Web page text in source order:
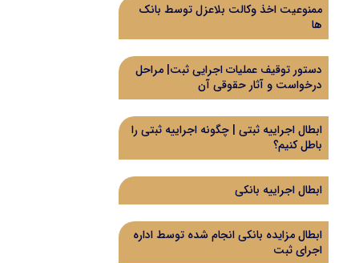
ممنوعیت اخذ وکالت بلاعزل توسط بانک
ها
دستور توقیف عملیات اجرایی ثبت| مراحل
درخواست و آثار حقوقی آن
ابطال اجراییه ثبتی | چگونه اجراییه ثبتی را
باطل کنیم؟
ابطال اجراییه بانکی
ابطال مزایده بانکی انجام شده توسط اداره
اجرای ثبت